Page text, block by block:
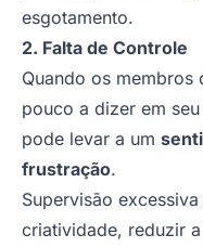
esgotamento.
2. Falta de Controle
Quando os membros
pouco a dizer em
pode levar a um
frustração.
Supervisão
criatividade, reduzir